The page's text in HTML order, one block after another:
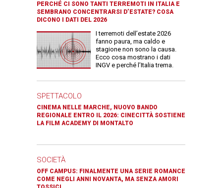
PERCHÉ CI SONO TANTI TERREMOTI IN ITALIA E
SEMBRANO CONCENTRARSI D’ESTATE? COSA
DICONO I DATI DEL 2026
I terremoti dell’estate 2026
fanno paura, ma caldo e
stagione non sono la causa.
Ecco cosa mostrano i dati
INGV e perché l’Italia trema.
SPETTACOLO
CINEMA NELLE MARCHE, NUOVO BANDO
REGIONALE ENTRO IL 2026: CINECITTÀ SOSTIENE
LA FILM ACADEMY DI MONTALTO
SOCIETÀ
OFF CAMPUS: FINALMENTE UNA SERIE ROMANCE
COME NEGLI ANNI NOVANTA, MA SENZA AMORI